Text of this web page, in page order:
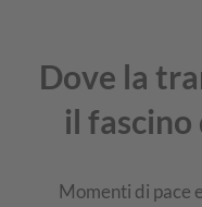
Dove la
il fascino
Momenti di pace